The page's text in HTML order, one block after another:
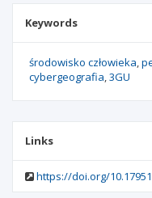
Keywords
środowisko człowieka
cybergeografia 3GU
Links
https://doi.org/